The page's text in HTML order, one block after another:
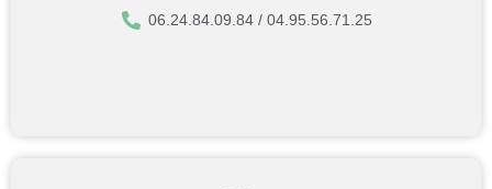
06.24.84.09.84 / 04.95.56.71.25